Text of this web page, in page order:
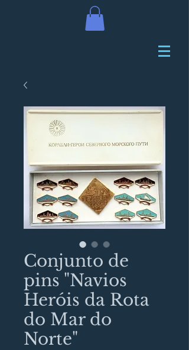
Conjunto de
pins "Navios
Heróis da Rota
do Mar do
Norte"